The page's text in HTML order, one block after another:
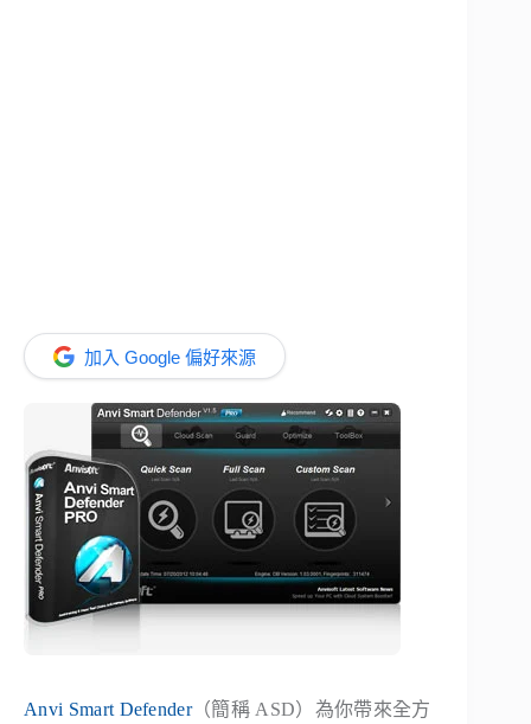
加入 Google 偏好來源
Anvi Smart Defender（簡稱 ASD）為你帶來全方